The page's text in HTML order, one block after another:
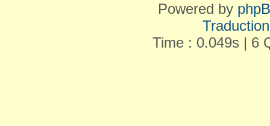
Powered by
Time : 0.049s | 6